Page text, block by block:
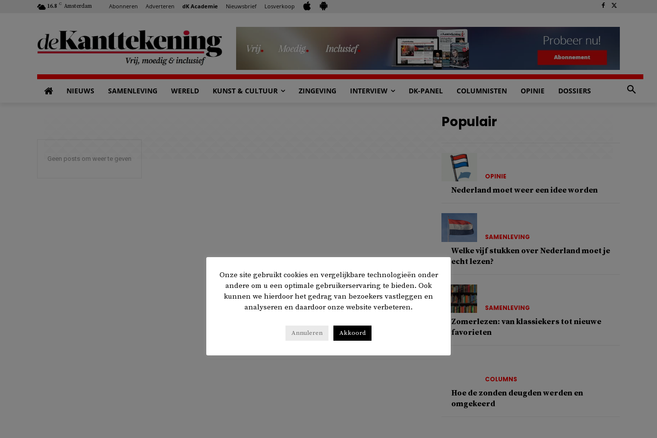
16.8 C Amsterdam Abonneren Adverteren dK Academie Nieuwsbrief Losverkoop
NIEUWS SAMENLEVING WERELD KUNST & CULTUUR ZINGEVING INTERVIEW DK-PANEL COLUMNISTEN OPINIE DOSSIERS
Geen posts om weer te geven
Populair
OPINIE
Nederland moet weer een idee worden
SAMENLEVING
Welke vijf stukken over Nederland moet je
echt lezen?
SAMENLEVING
Zomerlezen: van klassiekers tot nieuwe
favorieten
COLUMNS
Hoe de zonden deugden werden en
omgekeerd
Onze site gebruikt cookies en vergelijkbare technologieën onder
andere om u een optimale gebruikerservaring te bieden. Ook
kunnen we hierdoor het gedrag van bezoekers vastleggen en
analyseren en daardoor onze website verbeteren.
Annuleren Akkoord